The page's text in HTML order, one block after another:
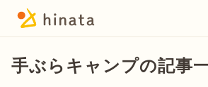
手ぶらキャンプの記事